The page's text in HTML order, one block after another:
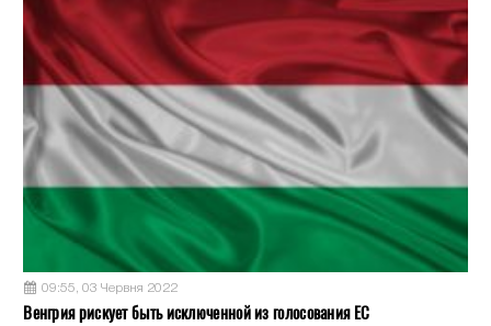
09:55, 03 Червня 2022
Венгрия рискует быть исключенной из голосования ЕС